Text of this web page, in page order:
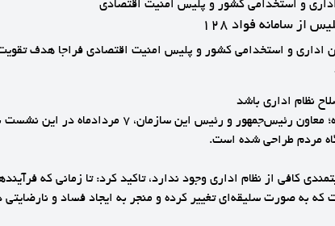
و استخدامی کشور و پلیس امنیت اقتصادی
از سامانه فواد ۱۲۸
و استخدامی کشور و پلیس امنیت اقتصادی فراجا هدف تقویت
مردم طراحی شده است.
که به صورت سلیقه‌ای تغییر کرده و منجر به ایجاد فساد و